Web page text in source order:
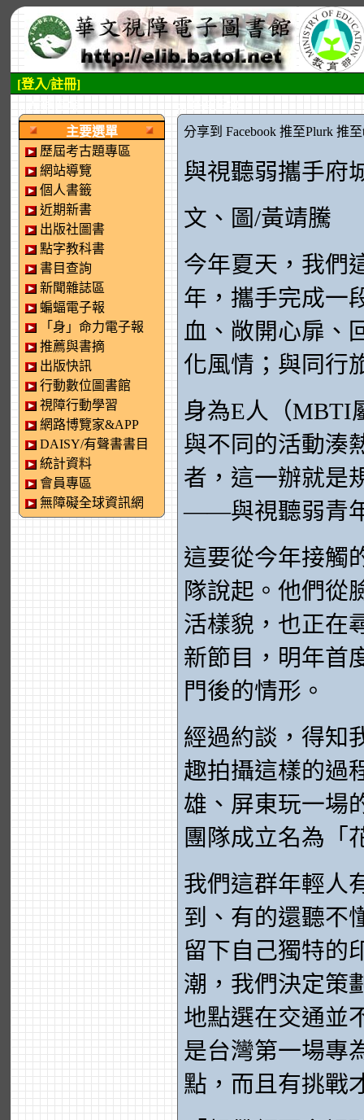
[登入/註冊]
主要選單
歷屆考古題專區
網站導覽
個人書籤
近期新書
出版社圖書
點字教科書
書目查詢
新聞雜誌區
蝙蝠電子報
「身」命力電子報
推薦與書摘
出版快訊
行動數位圖書館
視障行動學習
網路博覽家&APP
DAISY/有聲書書目
統計資料
會員專區
無障礙全球資訊網
分享到 Facebook 推至Plurk 推
與視聽弱攜手
文、圖/黃靖騰
今年夏天，我們
年，攜手完成一
血、敞開心扉、
化風情；與同行
身為E人（MBTI
與不同的活動湊
者，這一辦就是
——與視聽弱青
這要從今年接觸
隊說起。他們從
活樣貌，也正在
新節目，明年首
門後的情形。
經過約談，得知
趣拍攝這樣的過
雄、屏東玩一場
團隊成立名為「
我們這群年輕人
到、有的還聽不
留下自己獨特的
潮，我們決定策
地點選在交通並
是台灣第一場專
點，而且有挑戰